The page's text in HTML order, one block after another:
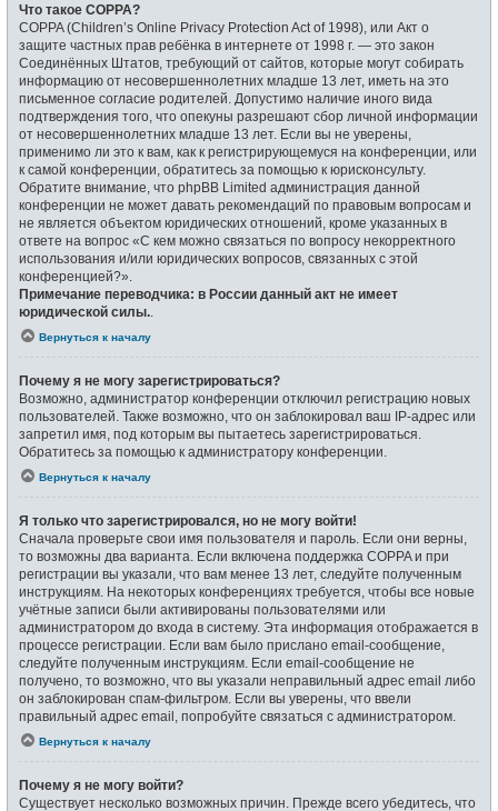
Что такое COPPA?
COPPA (Children’s Online Privacy Protection Act of 1998), или Акт о
защите частных прав ребёнка в интернете от 1998 г. — это закон
Соединённых Штатов, требующий от сайтов, которые могут собирать
информацию от несовершеннолетних младше 13 лет, иметь на это
письменное согласие родителей. Допустимо наличие иного вида
подтверждения того, что опекуны разрешают сбор личной информации
от несовершеннолетних младше 13 лет. Если вы не уверены,
применимо ли это к вам, как к регистрирующемуся на конференции, или
к самой конференции, обратитесь за помощью к юрисконсульту.
Обратите внимание, что phpBB Limited администрация данной
конференции не может давать рекомендаций по правовым вопросам и
не является объектом юридических отношений, кроме указанных в
ответе на вопрос «С кем можно связаться по вопросу некорректного
использования и/или юридических вопросов, связанных с этой
конференцией?».
Примечание переводчика: в России данный акт не имеет
юридической силы.
Вернуться к началу
Почему я не могу зарегистрироваться?
Возможно, администратор конференции отключил регистрацию новых
пользователей. Также возможно, что он заблокировал ваш IP-адрес или
запретил имя, под которым вы пытаетесь зарегистрироваться.
Обратитесь за помощью к администратору конференции.
Вернуться к началу
Я только что зарегистрировался, но не могу войти!
Сначала проверьте свои имя пользователя и пароль. Если они верны,
то возможны два варианта. Если включена поддержка COPPA и при
регистрации вы указали, что вам менее 13 лет, следуйте полученным
инструкциям. На некоторых конференциях требуется, чтобы все новые
учётные записи были активированы пользователями или
администратором до входа в систему. Эта информация отображается в
процессе регистрации. Если вам было прислано email-сообщение,
следуйте полученным инструкциям. Если email-сообщение не
получено, то возможно, что вы указали неправильный адрес email либо
он заблокирован спам-фильтром. Если вы уверены, что ввели
правильный адрес email, попробуйте связаться с администратором.
Вернуться к началу
Почему я не могу войти?
Существует несколько возможных причин. Прежде всего убедитесь, что